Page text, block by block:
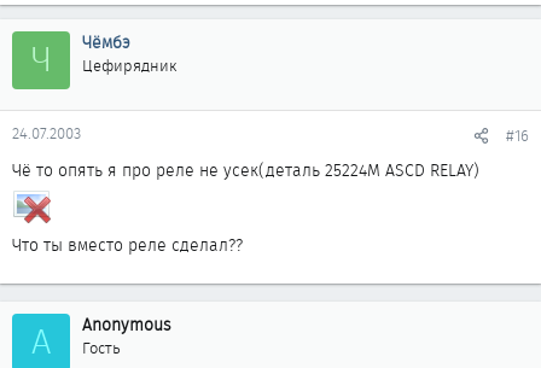
Ч Чёмбэ
Цефирядник
24.07.2003 #16
Чё то опять я про реле не усек(деталь 25224М ASCD RELAY)
Что ты вместо реле сделал??
A Anonymous
Гость